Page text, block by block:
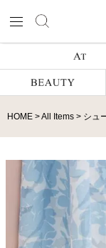
HOME All Items シュ